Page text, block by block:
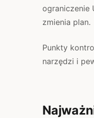
ograniczenie
zmienia plan.
Punkty
narzędzi i